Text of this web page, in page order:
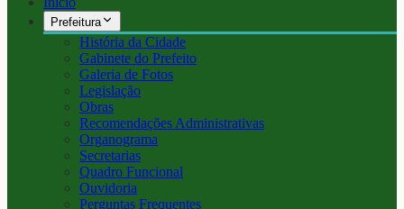
Prefeitura
História da Cidade
Gabinete do Prefeito
Galeria de Fotos
Legislação
Obras
Recomendações Administrativas
Organograma
Secretarias
Quadro Funcional
Ouvidoria
Perguntas Frequentes